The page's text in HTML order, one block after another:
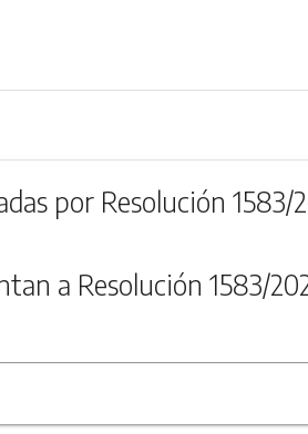
por Resolución 1583/
a Resolución 1583/